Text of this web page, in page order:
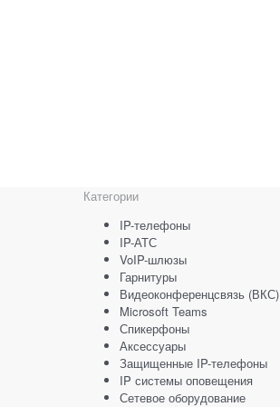
Категории
IP-телефоны
IP-АТС
VoIP-шлюзы
Гарнитуры
Видеоконференцсвязь (ВКС)
Microsoft Teams
Спикерфоны
Аксессуары
Защищенные IP-телефоны
IP системы оповещения
Сетевое оборудование